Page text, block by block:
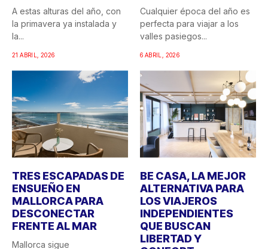
A estas alturas del año, con
la primavera ya instalada y
la...
21 ABRIL, 2026
Cualquier época del año es
perfecta para viajar a los
valles pasiegos...
6 ABRIL, 2026
TRES ESCAPADAS DE
ENSUEÑO EN
MALLORCA PARA
DESCONECTAR
FRENTE AL MAR
Mallorca sigue
BE CASA, LA MEJOR
ALTERNATIVA PARA
LOS VIAJEROS
INDEPENDIENTES
QUE BUSCAN
LIBERTAD Y